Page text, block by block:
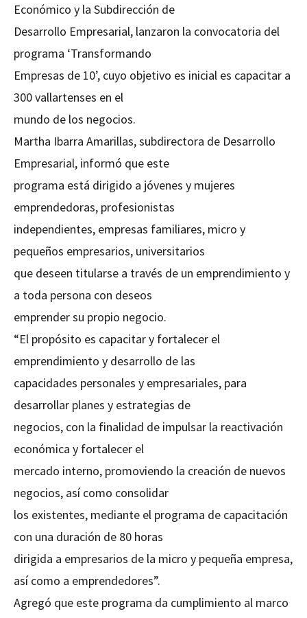
Económico y la Subdirección de
Desarrollo Empresarial, lanzaron la convocatoria del
programa ‘Transformando
Empresas de 10’, cuyo objetivo es inicial es capacitar a
300 vallartenses en el
mundo de los negocios.
Martha Ibarra Amarillas, subdirectora de Desarrollo
Empresarial, informó que este
programa está dirigido a jóvenes y mujeres
emprendedoras, profesionistas
independientes, empresas familiares, micro y
pequeños empresarios, universitarios
que deseen titularse a través de un emprendimiento y
a toda persona con deseos
emprender su propio negocio.
“El propósito es capacitar y fortalecer el
emprendimiento y desarrollo de las
capacidades personales y empresariales, para
desarrollar planes y estrategias de
negocios, con la finalidad de impulsar la reactivación
económica y fortalecer el
mercado interno, promoviendo la creación de nuevos
negocios, así como consolidar
los existentes, mediante el programa de capacitación
con una duración de 80 horas
dirigida a empresarios de la micro y pequeña empresa,
así como a emprendedores”.
Agregó que este programa da cumplimiento al marco